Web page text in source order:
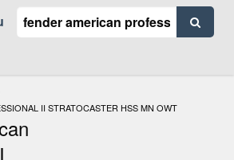
II STRATOCASTER HSS MN OWT